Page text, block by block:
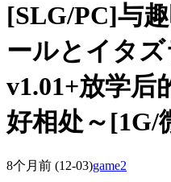
[SLG/PC]与
ールとイタ
v1.01+放学后
好相处～[1G/
8个月前 (12-03)game2